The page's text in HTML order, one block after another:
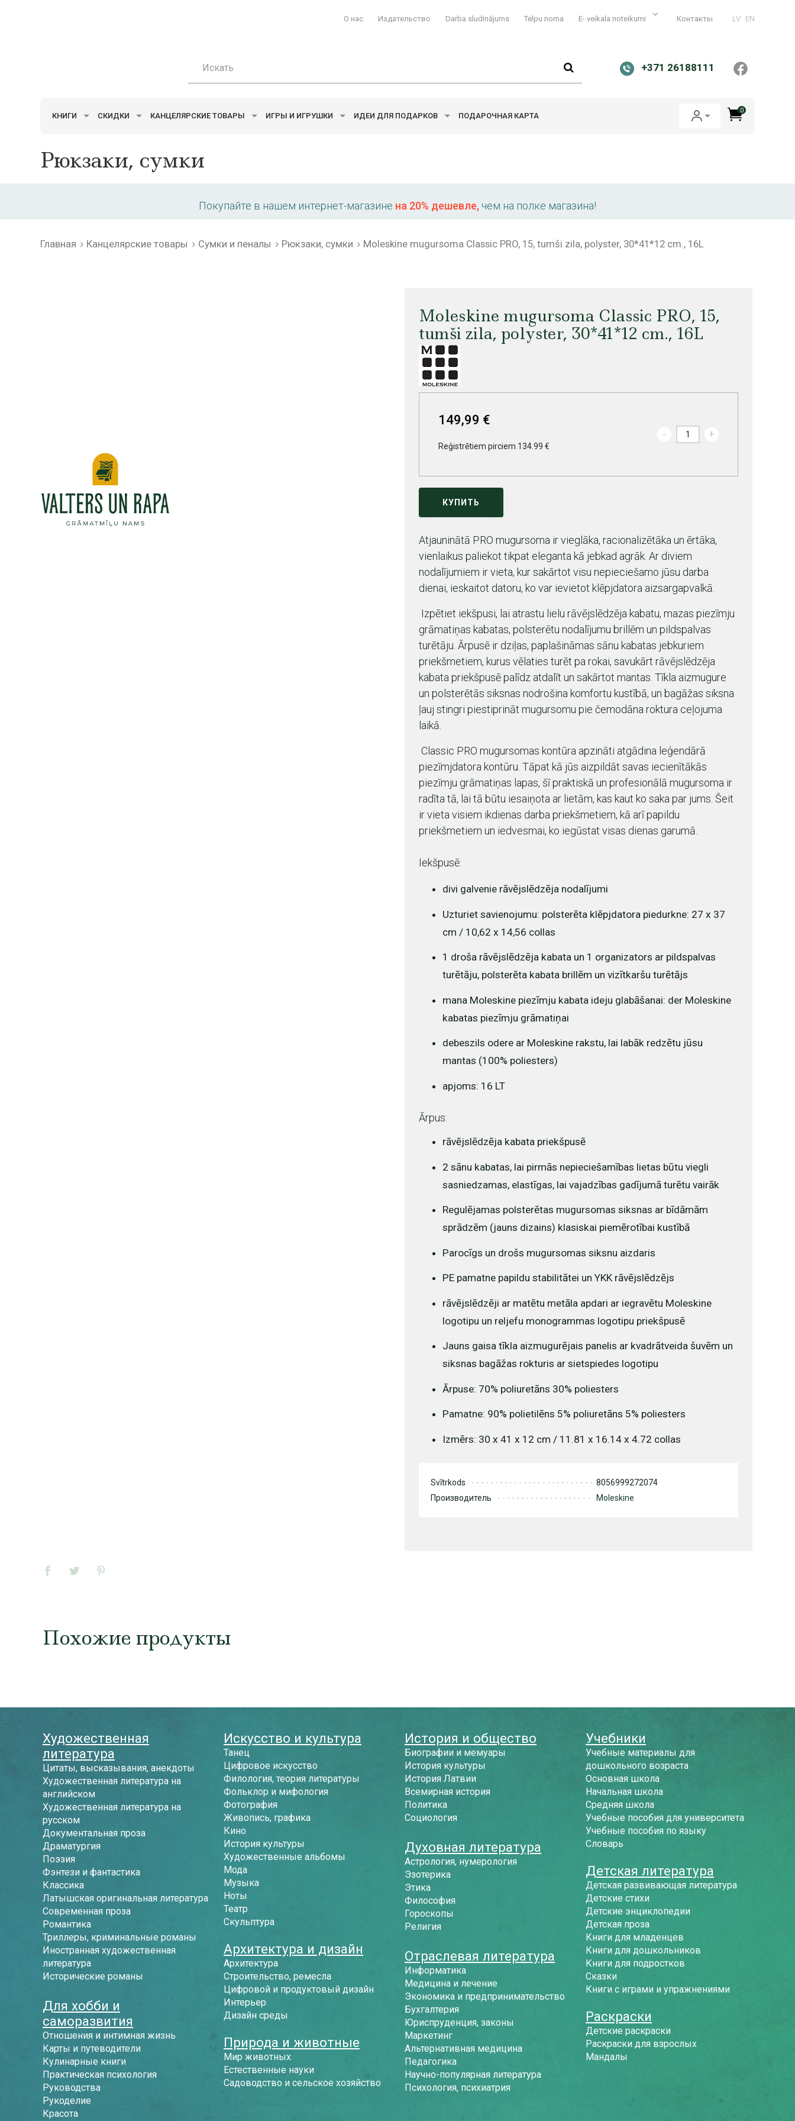
О нас Издательство Darba sludinājums Telpu noma E- veikala noteikumi Контакты LV EN
+371 26188111
КНИГИ СКИДКИ КАНЦЕЛЯРСКИЕ ТОВАРЫ ИГРЫ И ИГРУШКИ ИДЕИ ДЛЯ ПОДАРКОВ ПОДАРОЧНАЯ КАРТА
0
Рюкзаки, сумки
Покупайте в нашем интернет-магазине на 20% дешевле, чем на полке магазина!
Главная Канцелярские товары Сумки и пеналы Рюкзаки, сумки Moleskine mugursoma Classic PRO, 15, tumši zila, polyster, 30*41*12 cm., 16L
Moleskine mugursoma Classic PRO, 15,
tumši zila, polyster, 30*41*12 cm., 16L
149,99 €
Reģistrētiem pirciem 134.99 €
- +
КУПИТЬ
Atjauninātā PRO mugursoma ir vieglāka, racionalizētāka un ērtāka,
vienlaikus paliekot tikpat eleganta kā jebkad agrāk. Ar diviem
nodalījumiem ir vieta, kur sakārtot visu nepieciešamo jūsu darba
dienai, ieskaitot datoru, ko var ievietot klēpjdatora aizsargapvalkā.
Izpētiet iekšpusi, lai atrastu lielu rāvējslēdzēja kabatu, mazas piezīmju
grāmatiņas kabatas, polsterētu nodalījumu brillēm un pildspalvas
turētāju. Ārpusē ir dziļas, paplašināmas sānu kabatas jebkuriem
priekšmetiem, kurus vēlaties turēt pa rokai, savukārt rāvējslēdzēja
kabata priekšpusē palīdz atdalīt un sakārtot mantas. Tīkla aizmugure
un polsterētās siksnas nodrošina komfortu kustībā, un bagāžas siksna
ļauj stingri piestiprināt mugursomu pie čemodāna roktura ceļojuma
laikā.
Classic PRO mugursomas kontūra apzināti atgādina leģendārā
piezīmjdatora kontūru. Tāpat kā jūs aizpildāt savas iecienītākās
piezīmju grāmatiņas lapas, šī praktiskā un profesionālā mugursoma ir
radīta tā, lai tā būtu iesaiņota ar lietām, kas kaut ko saka par jums. Šeit
ir vieta visiem ikdienas darba priekšmetiem, kā arī papildu
priekšmetiem un iedvesmai, ko iegūstat visas dienas garumā.
Iekšpusē:
divi galvenie rāvējslēdzēja nodalījumi
Uzturiet savienojumu: polsterēta klēpjdatora piedurkne: 27 x 37
cm / 10,62 x 14,56 collas
1 droša rāvējslēdzēja kabata un 1 organizators ar pildspalvas
turētāju, polsterēta kabata brillēm un vizītkaršu turētājs
mana Moleskine piezīmju kabata ideju glabāšanai: der Moleskine
kabatas piezīmju grāmatiņai
debeszils odere ar Moleskine rakstu, lai labāk redzētu jūsu
mantas (100% poliesters)
apjoms: 16 LT
Ārpus:
rāvējslēdzēja kabata priekšpusē
2 sānu kabatas, lai pirmās nepieciešamības lietas būtu viegli
sasniedzamas, elastīgas, lai vajadzības gadījumā turētu vairāk
Regulējamas polsterētas mugursomas siksnas ar bīdāmām
sprādzēm (jauns dizains) klasiskai piemērotībai kustībā
Parocīgs un drošs mugursomas siksnu aizdaris
PE pamatne papildu stabilitātei un YKK rāvējslēdzējs
rāvējslēdzēji ar matētu metāla apdari ar iegravētu Moleskine
logotipu un reljefu monogrammas logotipu priekšpusē
Jauns gaisa tīkla aizmugurējais panelis ar kvadrātveida šuvēm un
siksnas bagāžas rokturis ar sietspiedes logotipu
Ārpuse: 70% poliuretāns 30% poliesters
Pamatne: 90% polietilēns 5% poliuretāns 5% poliesters
Izmērs: 30 x 41 x 12 cm / 11.81 x 16.14 x 4.72 collas
Svītrkods
8056999272074
Производитель
Moleskine
Похожие продукты
Художественная
литература
Цитаты, высказывания, анекдоты
Художественная литература на
английском
Художественная литература на
русском
Документальная проза
Драматургия
Поэзия
Фэнтези и фантастика
Классика
Латышская оригинальная литература
Современная проза
Романтика
Триллеры, криминальные романы
Иностранная художественная
литература
Исторические романы
Для хобби и
саморазвития
Отношения и интимная жизнь
Карты и путеводители
Кулинарные книги
Практическая психология
Руководства
Рукоделие
Красота
Искусство и культура
Танец
Цифровое искусство
Филология, теория литературы
Фольклор и мифология
Фотография
Живопись, графика
Кино
История культуры
Художественные альбомы
Мода
Музыка
Ноты
Театр
Скульптура
Архитектура и дизайн
Архитектура
Строительство, ремесла
Цифровой и продуктовый дизайн
Интерьер
Дизайн среды
Природа и животные
Мир животных
Естественные науки
Садоводство и сельское хозяйство
История и общество
Биографии и мемуары
История культуры
История Латвии
Всемирная история
Политика
Социология
Духовная литература
Астрология, нумерология
Эзотерика
Этика
Философия
Гороскопы
Религия
Отраслевая литература
Информатика
Медицина и лечение
Экономика и предпринимательство
Бухгалтерия
Юриспруденция, законы
Маркетинг
Альтернативная медицина
Педагогика
Научно-популярная литература
Психология, психиатрия
Учебники
Учебные материалы для
дошкольного возраста
Основная школа
Начальная школа
Средняя школа
Учебные пособия для университета
Учебные пособия по языку
Словарь
Детская литература
Детская развивающая литература
Детские стихи
Детские энциклопедии
Детская проза
Книги для младенцев
Книги для дошкольников
Книги для подростков
Сказки
Книги с играми и упражнениями
Раскраски
Детские раскраски
Раскраски для взрослых
Мандалы